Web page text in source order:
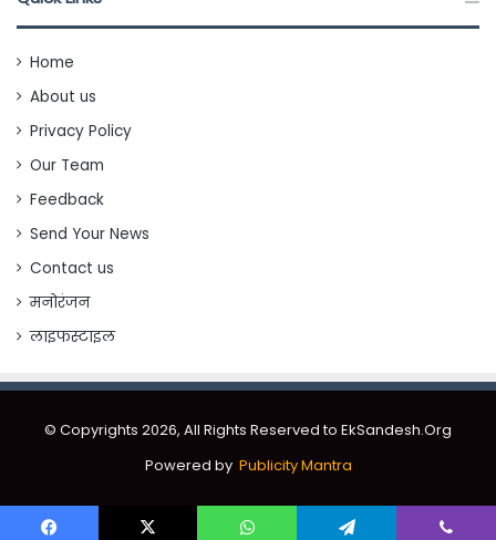
Home
About us
Privacy Policy
Our Team
Feedback
Send Your News
Contact us
मनोरंजन
लाइफस्टाइल
© Copyrights 2026, All Rights Reserved to EkSandesh.Org
Powered by Publicity Mantra